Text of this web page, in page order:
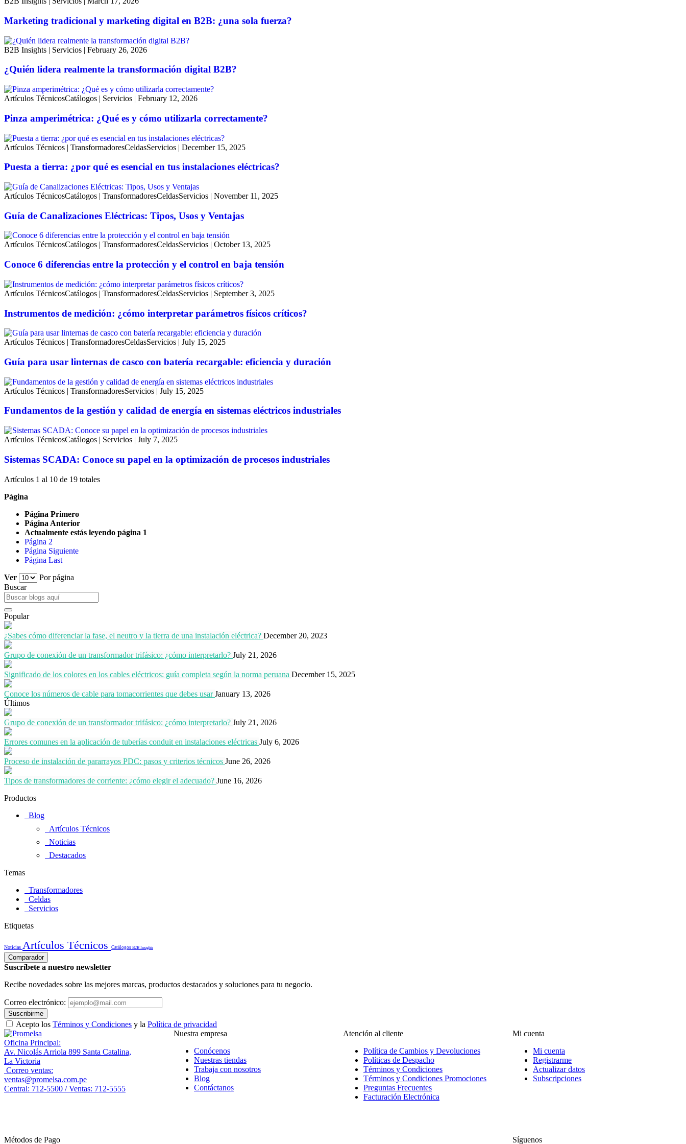
Marketing tradicional y marketing digital en B2B: ¿una sola fuerza?
B2B Insights | Servicios | February 26, 2026
¿Quién lidera realmente la transformación digital B2B?
Artículos TécnicosCatálogos | Servicios | February 12, 2026
Pinza amperimétrica: ¿Qué es y cómo utilizarla correctamente?
Artículos Técnicos | TransformadoresCeldasServicios | December 15, 2025
Puesta a tierra: ¿por qué es esencial en tus instalaciones eléctricas?
Artículos TécnicosCatálogos | TransformadoresCeldasServicios | November 11, 2025
Guía de Canalizaciones Eléctricas: Tipos, Usos y Ventajas
Artículos TécnicosCatálogos | TransformadoresCeldasServicios | October 13, 2025
Conoce 6 diferencias entre la protección y el control en baja tensión
Artículos TécnicosCatálogos | TransformadoresCeldasServicios | September 3, 2025
Instrumentos de medición: ¿cómo interpretar parámetros físicos críticos?
Artículos Técnicos | TransformadoresCeldasServicios | July 15, 2025
Guía para usar linternas de casco con batería recargable: eficiencia y duración
Artículos Técnicos | TransformadoresServicios | July 15, 2025
Fundamentos de la gestión y calidad de energía en sistemas eléctricos industriales
Artículos TécnicosCatálogos | Servicios | July 7, 2025
Sistemas SCADA: Conoce su papel en la optimización de procesos industriales
Artículos 1 al 10 de 19 totales
Página
Página Primero
Página Anterior
Actualmente estás leyendo página 1
Página 2
Página Siguiente
Página Last
Ver
Por página
Buscar
Popular
¿Sabes cómo diferenciar la fase, el neutro y la tierra de una instalación eléctrica? December 20, 2023
Grupo de conexión de un transformador trifásico: ¿cómo interpretarlo? July 21, 2026
Significado de los colores en los cables eléctricos: guía completa según la norma peruana December 15, 2025
Conoce los números de cable para tomacorrientes que debes usar January 13, 2026
Últimos
Grupo de conexión de un transformador trifásico: ¿cómo interpretarlo? July 21, 2026
Errores comunes en la aplicación de tuberías conduit en instalaciones eléctricas July 6, 2026
Proceso de instalación de pararrayos PDC: pasos y criterios técnicos June 26, 2026
Tipos de transformadores de corriente: ¿cómo elegir el adecuado? June 16, 2026
Productos
Blog
Artículos Técnicos
Noticias
Destacados
Temas
Transformadores
Celdas
Servicios
Etiquetas
Noticias Artículos Técnicos Catálogos B2B Insights
Comparador
Suscríbete a nuestro newsletter
Recibe novedades sobre las mejores marcas, productos destacados y soluciones para tu negocio.
Correo electrónico:
Suscribirme
Acepto los Términos y Condiciones y la Política de privacidad
Oficina Principal:
Av. Nicolás Arriola 899 Santa Catalina,
La Victoria
Correo ventas:
ventas@promelsa.com.pe
Central: 712-5500 / Ventas: 712-5555
Nuestra empresa
Conócenos
Nuestras tiendas
Trabaja con nosotros
Blog
Contáctanos
Atención al cliente
Política de Cambios y Devoluciones
Políticas de Despacho
Términos y Condiciones
Términos y Condiciones Promociones
Preguntas Frecuentes
Facturación Electrónica
Mi cuenta
Mi cuenta
Registrarme
Actualizar datos
Subscripciones
Métodos de Pago Síguenos